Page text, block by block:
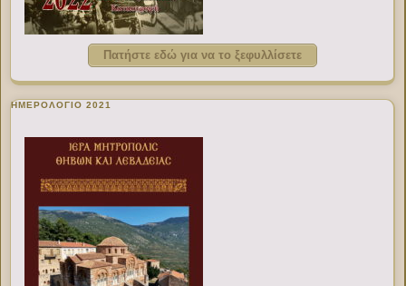
Πατήστε εδώ για να το ξεφυλλίσετε
ΗΜΕΡΟΛΟΓΙΟ 2021